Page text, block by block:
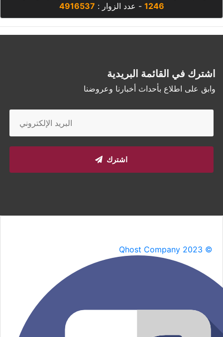
1246 - عدد الزوار : 4916537
اشترك في القائمة البريدية
وابق على اطلاع بأحداث أخبارنا وعروضنا
اشترك
Qhost Company 2023 ©